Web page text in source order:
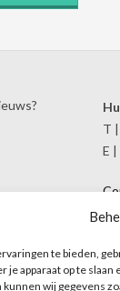
te bieden,
je apparaat op te
wij gegevens
T
E